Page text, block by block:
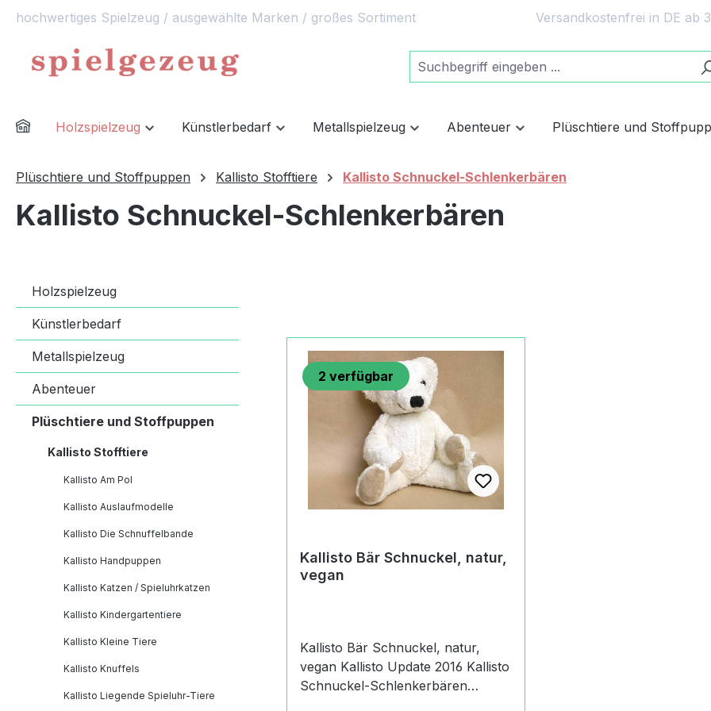
Zur Hauptnavigation springen
hochwertiges Spielzeug / ausgewählte Marken / großes Sortiment Versandkostenfrei in DE ab
Holzspielzeug Künstlerbedarf Metallspielzeug Abenteuer Plüschtiere und
Plüschtiere und Stoffpuppen Kallisto Stofftiere Kallisto Schnuckel-Schlenkerbären
Kallisto Schnuckel-Schlenkerbären
Holzspielzeug
Künstlerbedarf
Metallspielzeug
Abenteuer
Plüschtiere und Stoffpuppen
Kallisto Stofftiere
Kallisto Am Pol
Kallisto Auslaufmodelle
Kallisto Die Schnuffelbande
Kallisto Handpuppen
Kallisto Katzen / Spieluhrkatzen
Kallisto Kindergartentiere
Kallisto Kleine Tiere
Kallisto Knuffels
Kallisto Liegende Spieluhr-Tiere
2 verfügbar
Kallisto Bär Schnuckel, natur,
vegan
Kallisto Bär Schnuckel, natur,
vegan Kallisto Update 2016 Kallisto
Schnuckel-Schlenkerbären